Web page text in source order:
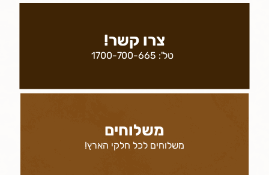
צרו קשר!
טל': 1700-700-665
משלוחים
משלוחים לכל חלקי הארץ!